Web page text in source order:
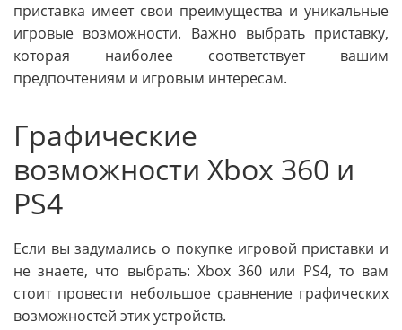
приставка имеет свои преимущества и уникальные
игровые возможности. Важно выбрать приставку,
которая наиболее соответствует вашим
предпочтениям и игровым интересам.
Графические
возможности Xbox 360 и
PS4
Если вы задумались о покупке игровой приставки и
не знаете, что выбрать: Xbox 360 или PS4, то вам
стоит провести небольшое сравнение графических
возможностей этих устройств.